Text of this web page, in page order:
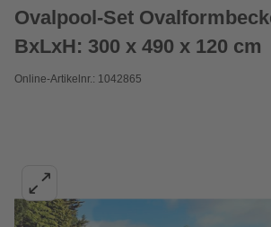
Ovalpool-Set
BxLxH: 300 x 490 x 120 cm
Online-Artikelnr.: 1042865